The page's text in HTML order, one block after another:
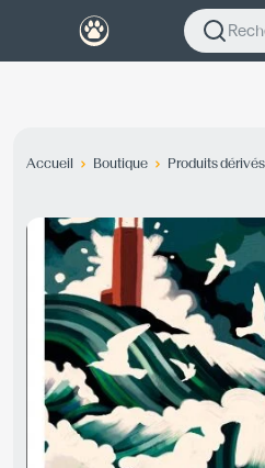
Accueil Boutique Produits dérivés